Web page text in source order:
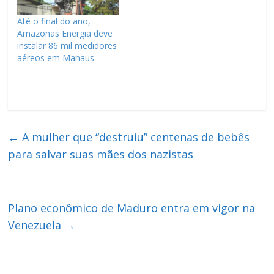
Até o final do ano,
Amazonas Energia deve
instalar 86 mil medidores
aéreos em Manaus
← A mulher que “destruiu” centenas de bebês
para salvar suas mães dos nazistas
Plano econômico de Maduro entra em vigor na
Venezuela →